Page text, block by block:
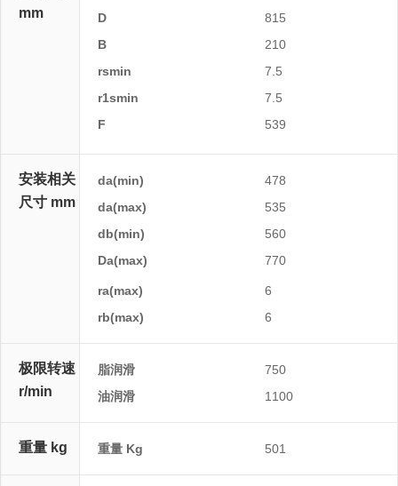
mm
D
815
B
210
rsmin
7.5
r1smin
7.5
F
539
E
安装相关
尺寸 mm
da(min)
478
da(max)
535
db(min)
560
Da(max)
770
Da(min)
ra(max)
6
rb(max)
6
极限转速
r/min
脂润滑
750
油润滑
1100
重量 kg 重量 Kg 501